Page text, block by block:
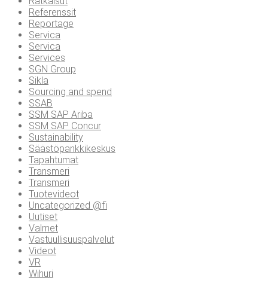
Referenssit
Reportage
Servica
Servica
Services
SGN Group
Sikla
Sourcing and spend
SSAB
SSM SAP Ariba
SSM SAP Concur
Sustainability
Säästöpankkikeskus
Tapahtumat
Transmeri
Transmeri
Tuotevideot
Uncategorized @fi
Uutiset
Valmet
Vastuullisuuspalvelut
Videot
VR
Wihuri